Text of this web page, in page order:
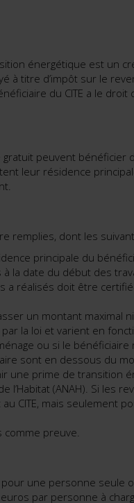
énergétique est un
titre d’impôt sur le
du CITE a le droit
peuvent bénéficier
leur résidence
remplies, dont les
principale du
la date du début des
a réalisés doit être
un montant maximal
la loi et varient en
ou si le bénéficiaire
sont en dessous du
une prime de transition
l’Habitat (ANAH). Si les
CITE, mais seulement
preuve.
une personne seule
par personne à